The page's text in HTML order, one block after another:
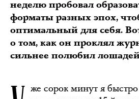
неделю пробовал
форматы разных эпох,
оптимальный для себя.
о том, как он проклял
сильнее полюбил
же сорок минут я